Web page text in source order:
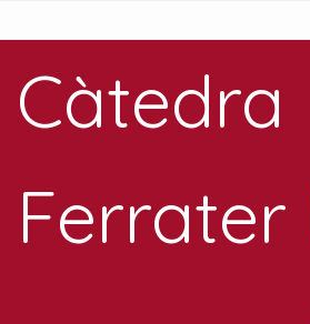
Càtedra
Ferrater